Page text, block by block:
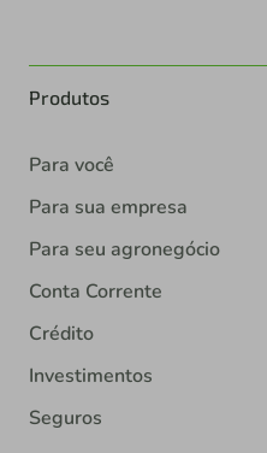
Produtos
Para você
Para sua empresa
Para seu agronegócio
Conta Corrente
Crédito
Investimentos
Seguros